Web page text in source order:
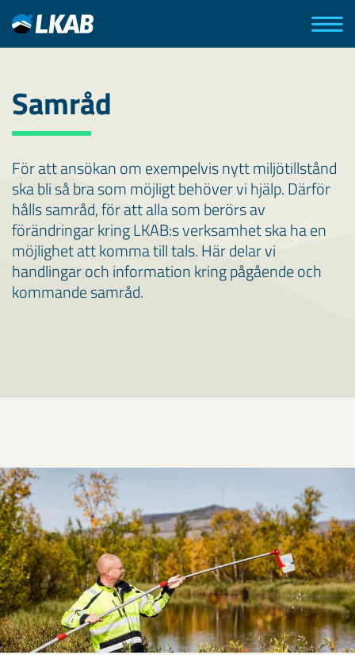
Samråd
För att ansökan om exempelvis nytt miljötillstånd
ska bli så bra som möjligt behöver vi hjälp. Därför
hålls samråd, för att alla som berörs av
förändringar kring LKAB:s verksamhet ska ha en
möjlighet att komma till tals. Här delar vi
handlingar och information kring pågående och
kommande samråd.